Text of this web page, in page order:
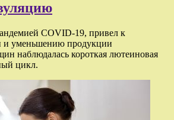
COVID-19, привел к
и уменьшению продукции
наблюдалась короткая лютеиновая
цикл.